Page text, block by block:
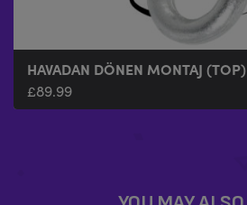
HAVADAN DÖNEN MONTAJ (TOP)
£89.99